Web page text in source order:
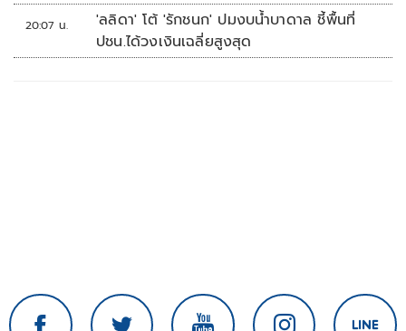
20:07 น.
'ลลิดา' โต้ 'รักชนก' ปมงบน้ำบาดาล ชี้พื้นที่
ปชน.ได้วงเงินเฉลี่ยสูงสุด